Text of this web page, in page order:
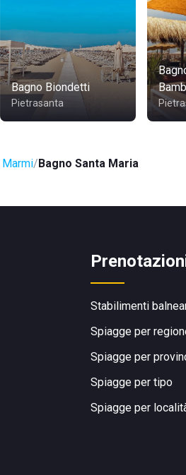
Bagno Biondetti
Pietrasanta
Bagno Santa Maria
Stabilimenti
Spiagge per
Spiagge per
Spiagge per tipo
Spiagge per